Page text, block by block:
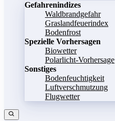
Gefahrenindizes
Waldbrandgefahr
Graslandfeuerindex
Bodenfrost
Spezielle Vorhersagen
Biowetter
Polarlicht-Vorhersage
Sonstiges
Bodenfeuchtigkeit
Luftverschmutzung
Flugwetter